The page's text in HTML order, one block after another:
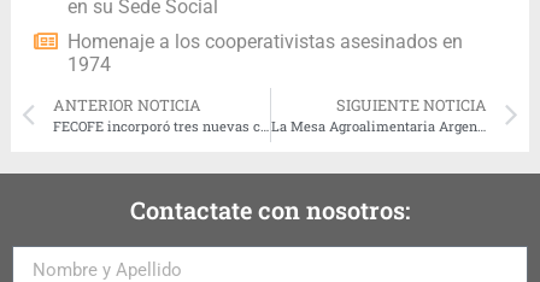
en su Sede Social
Homenaje a los cooperativistas asesinados en
1974
ANTERIOR NOTICIA
FECOFE incorporó tres nuevas cooperativas bonaerenses
SIGUIENTE NOTICIA
Contactate con nosotros: